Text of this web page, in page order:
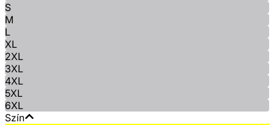
S
M
L
XL
2XL
3XL
4XL
5XL
6XL
Szín